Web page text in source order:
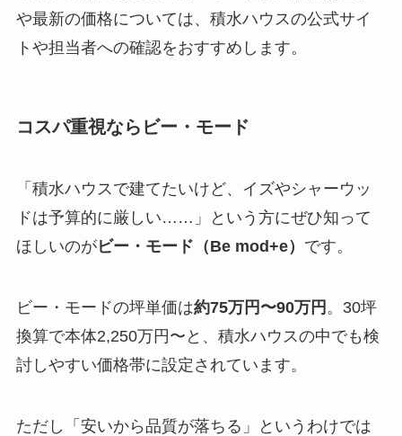
や最新の価格については、積水ハウスの公式サイ
トや担当者への確認をおすすめします。
コスパ重視ならビー・モード
「積水ハウスで建てたいけど、イズやシャーウッ
ドは予算的に厳しい……」という方にぜひ知って
ほしいのがビー・モード（Be mod+e） です。
ビー・モードの坪単価は約75万円〜90万円 。30坪
換算で本体2,250万円〜と、積水ハウスの中でも検
討しやすい価格帯に設定されています。
ただし「安いから品質が落ちる」というわけでは